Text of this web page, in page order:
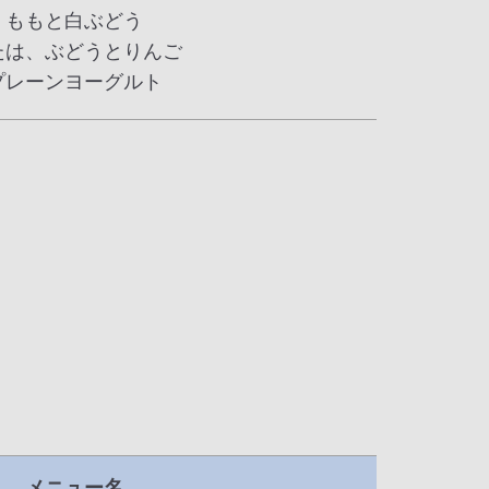
ももと白ぶどう
は、ぶどうとりんご
レーンヨーグルト